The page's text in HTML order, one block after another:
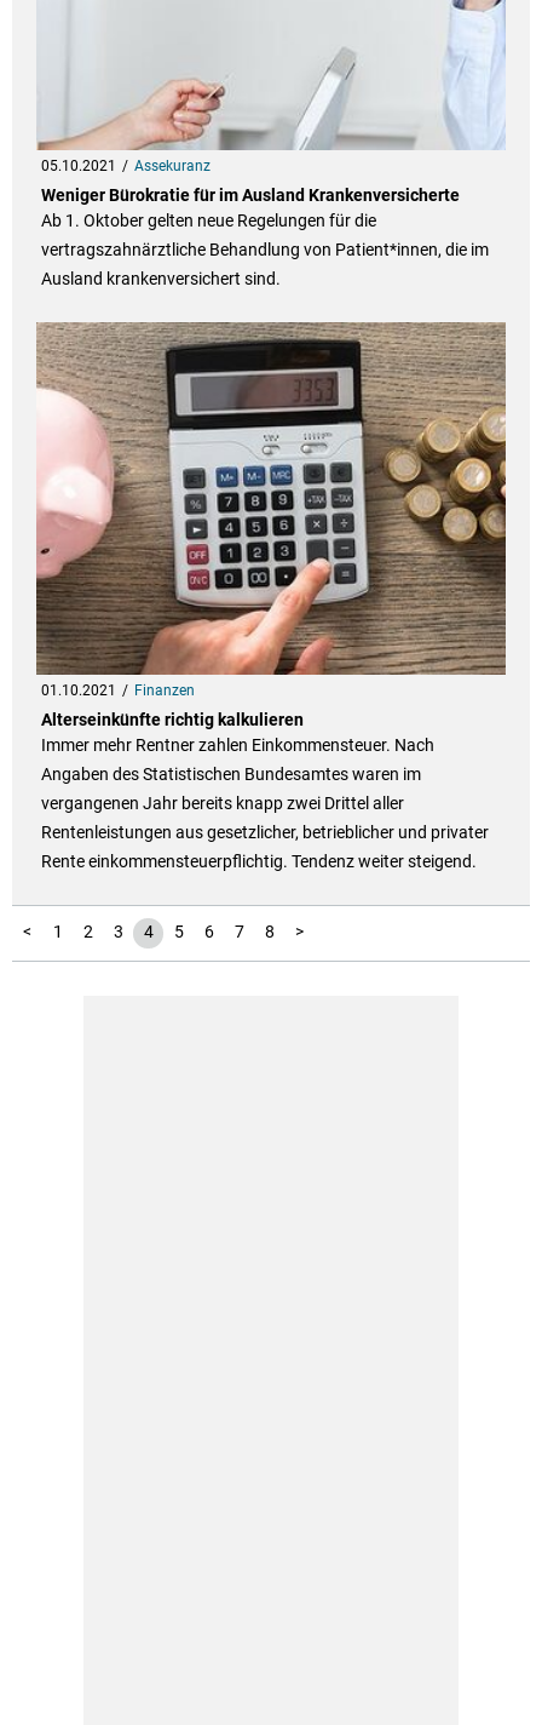
05.10.2021 Assekuranz
Weniger Bürokratie für im Ausland Krankenversicherte
Ab 1. Oktober gelten neue Regelungen für die
vertragszahnärztliche Behandlung von Patient*innen, die im
Ausland krankenversichert sind.
01.10.2021 Finanzen
Alterseinkünfte richtig kalkulieren
Immer mehr Rentner zahlen Einkommensteuer. Nach
Angaben des Statistischen Bundesamtes waren im
vergangenen Jahr bereits knapp zwei Drittel aller
Rentenleistungen aus gesetzlicher, betrieblicher und privater
Rente einkommensteuerpflichtig. Tendenz weiter steigend.
< 1 2 3 4 5 6 7 8 >